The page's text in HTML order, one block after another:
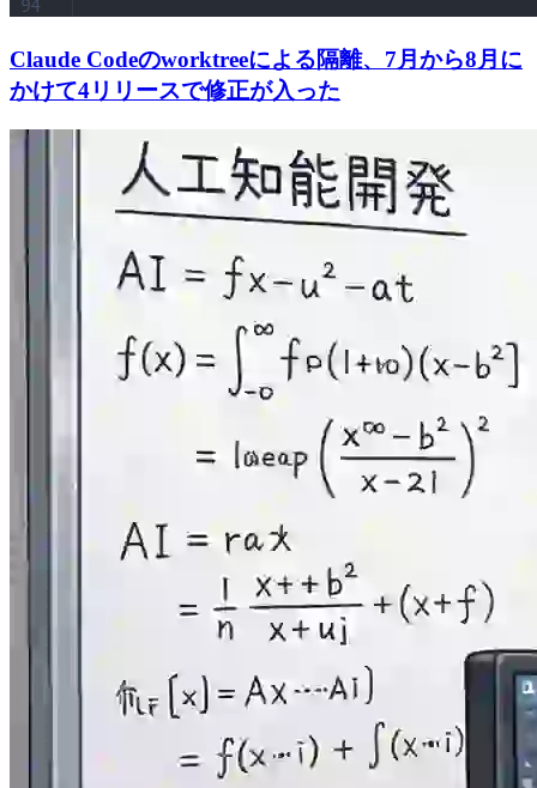
Claude Codeのworktreeによる隔離、7月から8月に
かけて4リリースで修正が入った